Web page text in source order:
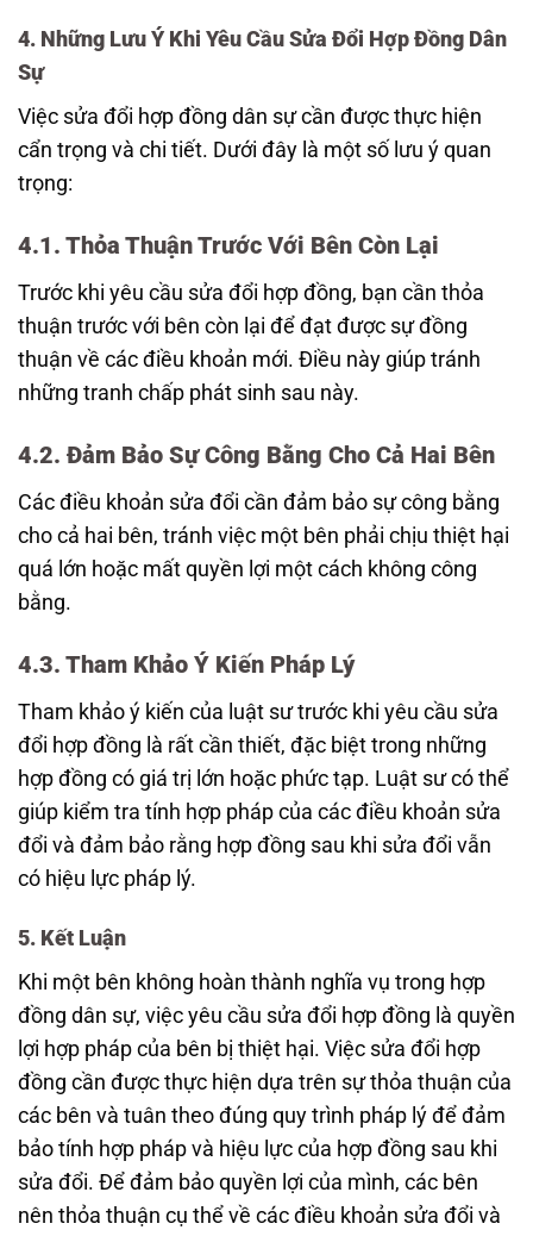
4. Những Lưu Ý Khi Yêu Cầu Sửa Đổi Hợp Đồng Dân
Sự
Việc sửa đổi hợp đồng dân sự cần được thực hiện
cẩn trọng và chi tiết. Dưới đây là một số lưu ý quan
trọng:
4.1. Thỏa Thuận Trước Với Bên Còn Lại
Trước khi yêu cầu sửa đổi hợp đồng, bạn cần thỏa
thuận trước với bên còn lại để đạt được sự đồng
thuận về các điều khoản mới. Điều này giúp tránh
những tranh chấp phát sinh sau này.
4.2. Đảm Bảo Sự Công Bằng Cho Cả Hai Bên
Các điều khoản sửa đổi cần đảm bảo sự công bằng
cho cả hai bên, tránh việc một bên phải chịu thiệt hại
quá lớn hoặc mất quyền lợi một cách không công
bằng.
4.3. Tham Khảo Ý Kiến Pháp Lý
Tham khảo ý kiến của luật sư trước khi yêu cầu sửa
đổi hợp đồng là rất cần thiết, đặc biệt trong những
hợp đồng có giá trị lớn hoặc phức tạp. Luật sư có thể
giúp kiểm tra tính hợp pháp của các điều khoản sửa
đổi và đảm bảo rằng hợp đồng sau khi sửa đổi vẫn
có hiệu lực pháp lý.
5. Kết Luận
Khi một bên không hoàn thành nghĩa vụ trong hợp
đồng dân sự, việc yêu cầu sửa đổi hợp đồng là quyền
lợi hợp pháp của bên bị thiệt hại. Việc sửa đổi hợp
đồng cần được thực hiện dựa trên sự thỏa thuận của
các bên và tuân theo đúng quy trình pháp lý để đảm
bảo tính hợp pháp và hiệu lực của hợp đồng sau khi
sửa đổi. Để đảm bảo quyền lợi của mình, các bên
nên thỏa thuận cụ thể về các điều khoản sửa đổi và